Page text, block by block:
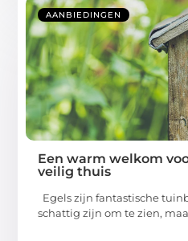
AANBIEDINGEN
Een warm welkom
veilig thuis
Egels zijn fantastische
schattig zijn om te zien,